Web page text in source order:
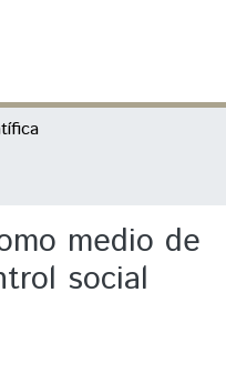
medio de
social